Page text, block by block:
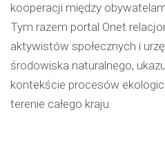
kooperacji między
Tym razem portal Onet
aktywistów społecznych i
środowiska naturalnego,
kontekście procesów
terenie całego kraju.